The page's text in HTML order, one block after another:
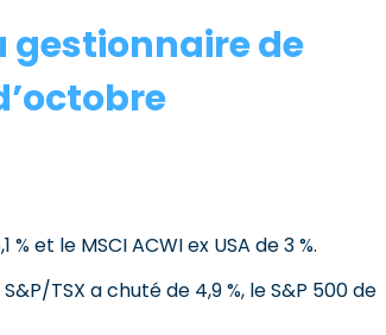
gestionnaire de
et le MSCI ACWI ex USA de 3 %.
TSX a chuté de 4,9 %, le S&P 500 de